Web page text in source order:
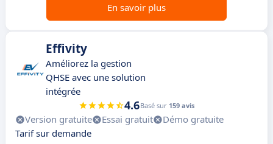
En savoir plus
Effivity
Améliorez la gestion
QHSE avec une solution
intégrée
4.6Basé sur 159 avis
Version gratuite Essai gratuit
Démo gratuite
Tarif sur demande